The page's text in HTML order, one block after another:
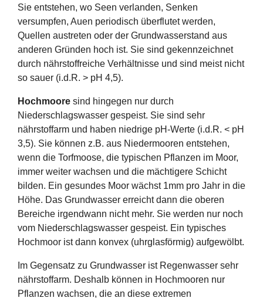
Sie entstehen, wo Seen verlanden, Senken
versumpfen, Auen periodisch überflutet werden,
Quellen austreten oder der Grundwasserstand aus
anderen Gründen hoch ist. Sie sind gekennzeichnet
durch nährstoffreiche Verhältnisse und sind meist nicht
so sauer (i.d.R. > pH 4,5).
Hochmoore sind hingegen nur durch
Niederschlagswasser gespeist. Sie sind sehr
nährstoffarm und haben niedrige pH-Werte (i.d.R. < pH
3,5). Sie können z.B. aus Niedermooren entstehen,
wenn die Torfmoose, die typischen Pflanzen im Moor,
immer weiter wachsen und die mächtigere Schicht
bilden. Ein gesundes Moor wächst 1mm pro Jahr in die
Höhe. Das Grundwasser erreicht dann die oberen
Bereiche irgendwann nicht mehr. Sie werden nur noch
vom Niederschlagswasser gespeist. Ein typisches
Hochmoor ist dann konvex (uhrglasförmig) aufgewölbt.
Im Gegensatz zu Grundwasser ist Regenwasser sehr
nährstoffarm. Deshalb können in Hochmooren nur
Pflanzen wachsen, die an diese extremen